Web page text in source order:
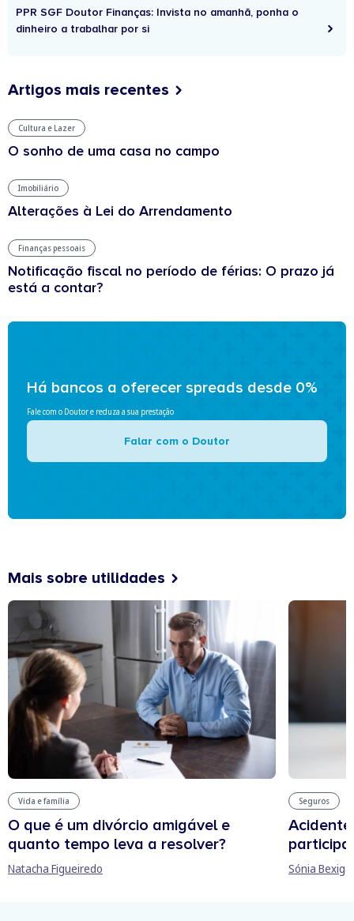
PPR SGF Doutor Finanças: Invista no amanhã, ponha o
dinheiro a trabalhar por si
Artigos mais recentes
Cultura e Lazer
O sonho de uma casa no campo
Imobiliário
Alterações à Lei do Arrendamento
Finanças pessoais
Notificação fiscal no período de férias: O prazo já
está a contar?
Há bancos a oferecer spreads desde 0%
Fale com o Doutor e reduza a sua prestação
Falar com o Doutor
Mais sobre utilidades
Vida e família
O que é um divórcio amigável e
quanto tempo leva a resolver?
Natacha Figueiredo
Seguros
Sónia Bexiga